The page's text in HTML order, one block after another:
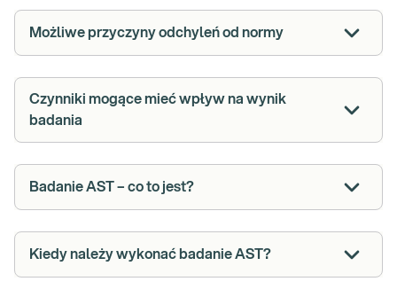
Możliwe przyczyny odchyleń od normy
Czynniki mogące mieć wpływ na wynik
badania
Badanie AST – co to jest?
Kiedy należy wykonać badanie AST?